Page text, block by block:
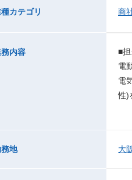
カテゴリ 商
内容
■
電
電
性)
地 大